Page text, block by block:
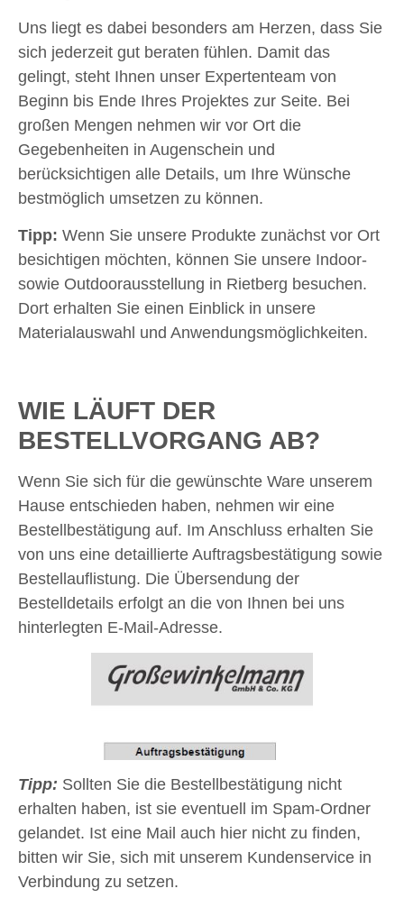
Uns liegt es dabei besonders am Herzen, dass Sie
sich jederzeit gut beraten fühlen. Damit das
gelingt, steht Ihnen unser Expertenteam von
Beginn bis Ende Ihres Projektes zur Seite. Bei
großen Mengen nehmen wir vor Ort die
Gegebenheiten in Augenschein und
berücksichtigen alle Details, um Ihre Wünsche
bestmöglich umsetzen zu können.
Tipp: Wenn Sie unsere Produkte zunächst vor Ort
besichtigen möchten, können Sie unsere Indoor-
sowie Outdoorausstellung in Rietberg besuchen.
Dort erhalten Sie einen Einblick in unsere
Materialauswahl und Anwendungsmöglichkeiten.
WIE LÄUFT DER
BESTELLVORGANG AB?
Wenn Sie sich für die gewünschte Ware unserem
Hause entschieden haben, nehmen wir eine
Bestellbestätigung auf. Im Anschluss erhalten Sie
von uns eine detaillierte Auftragsbestätigung sowie
Bestellauflistung. Die Übersendung der
Bestelldetails erfolgt an die von Ihnen bei uns
hinterlegten E-Mail-Adresse.
Tipp: Sollten Sie die Bestellbestätigung nicht
erhalten haben, ist sie eventuell im Spam-Ordner
gelandet. Ist eine Mail auch hier nicht zu finden,
bitten wir Sie, sich mit unserem Kundenservice in
Verbindung zu setzen.